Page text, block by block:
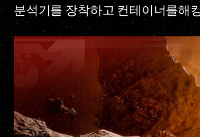
분석기를 장착하고 컨테이너를해